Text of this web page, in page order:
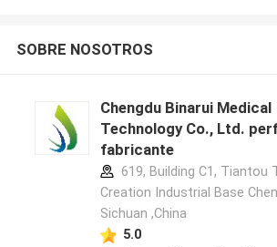
SOBRE NOSOTROS
Chengdu Binarui Medical
Technology Co., Ltd.
fabricante
619, Building C1, Tiantou
Creation Industrial Base
Sichuan ,China
5.0